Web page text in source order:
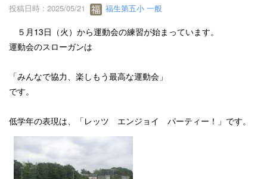
投稿日時 : 2025/05/21 福生第五小 一般
５月13日（火）から運動会の練習が始まっています。
運動会のスローガンは
「みんなで協力、楽しもう最高な運動会」
です。
低学年の表現は、「レッツ エンジョイ パーティー！」です。